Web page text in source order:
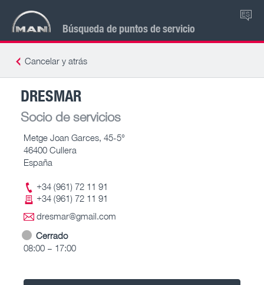
Búsqueda de puntos de servicio
ES
Cancelar y atrás
DRESMAR
Socio de servicios
Metge Joan Garces, 45-5°
46400 Cullera
España
+34 (961) 72 11 91
+34 (961) 72 11 91
dresmar@gmail.com
Cerrado
08:00 – 17:00